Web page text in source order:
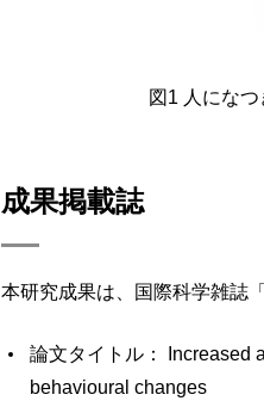
図1 人にな
成果掲載誌
本研究成果は、国際科学雑誌
論文タイトル： Increased
behavioural changes